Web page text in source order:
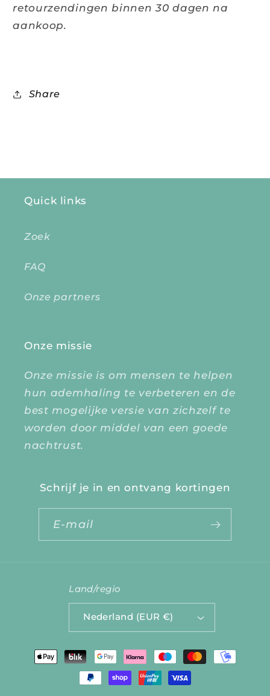
retourzendingen binnen 30 dagen na
aankoop.
Share
Quick links
Zoek
FAQ
Onze partners
Onze missie
Onze missie is om mensen te helpen
hun ademhaling te verbeteren en de
best mogelijke versie van zichzelf te
worden door middel van een goede
nachtrust.
Schrijf je in en ontvang kortingen
E‑mail
Land/regio
Nederland (EUR €)
Betaalmethoden